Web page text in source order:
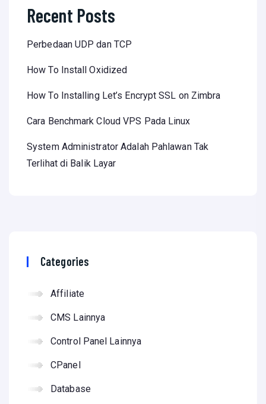
Recent Posts
Perbedaan UDP dan TCP
How To Install Oxidized
How To Installing Let’s Encrypt SSL on Zimbra
Cara Benchmark Cloud VPS Pada Linux
System Administrator Adalah Pahlawan Tak
Terlihat di Balik Layar
Categories
Affiliate
CMS Lainnya
Control Panel Lainnya
CPanel
Database